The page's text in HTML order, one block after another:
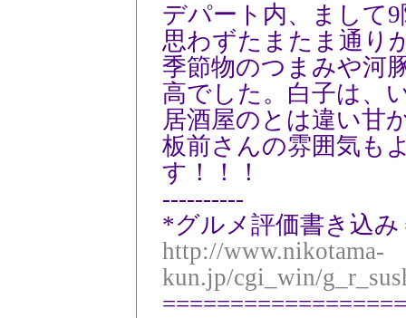
デパート内、まして
思わずたまたま通り
季節物のつまみや河
高でした。白子は、
居酒屋のとは違い甘
板前さんの雰囲気も
す！！！
----------
*グルメ評価書き込
http://www.nikotama-
kun.jp/cgi_win/